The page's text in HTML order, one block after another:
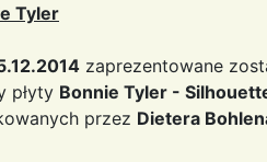
Tyler
zaprezentowane
płyty Bonnie Tyler -
przez Dietera